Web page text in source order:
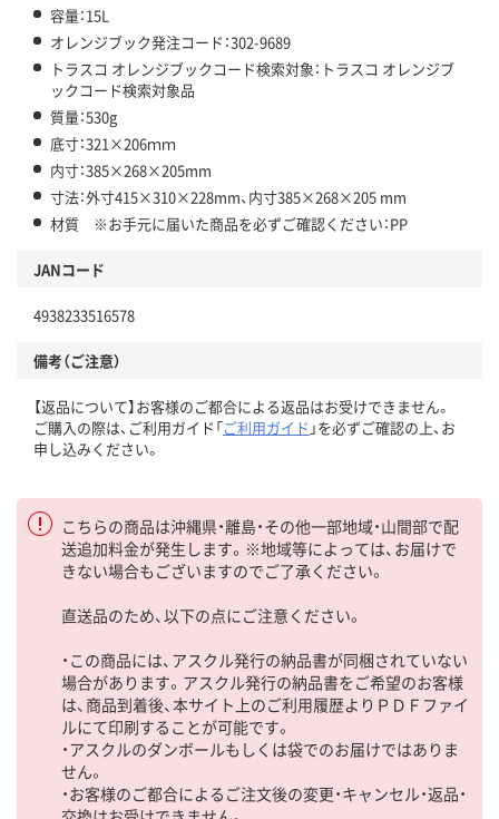
容量：15L
オレンジブック発注コード：302-9689
トラスコ オレンジブックコード検索対象：トラスコ オレンジブ
ックコード検索対象品
質量：530g
底寸：321×206ｍｍ
内寸：385×268×205mm
寸法：外寸415×310×228mm、内寸385×268×205 mm
材質 ※お手元に届いた商品を必ずご確認ください：PP
JANコード
4938233516578
備考（ご注意）
【返品について】お客様のご都合による返品はお受けできません。
ご購入の際は、ご利用ガイド「ご利用ガイド 」を必ずご確認の上、お
申し込みください。
こちらの商品は沖縄県・離島・その他一部地域・山間部で配
送追加料金が発生します。※地域等によっては、お届けで
きない場合もございますのでご了承ください。
直送品のため、以下の点にご注意ください。
・この商品には、アスクル発行の納品書が同梱されていない
場合があります。アスクル発行の納品書をご希望のお客様
は、商品到着後、本サイト上のご利用履歴よりＰＤＦファイ
ルにて印刷することが可能です。
・アスクルのダンボールもしくは袋でのお届けではありま
せん。
・お客様のご都合によるご注文後の変更・キャンセル・返品・